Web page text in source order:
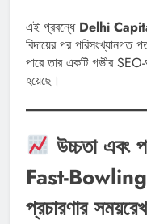
এই প্রবন্ধে Delhi
বিদায়ের পর
পারে তার একটি গভীর
হয়েছে।
উচ্চতা
Fast-
প্রচারণার